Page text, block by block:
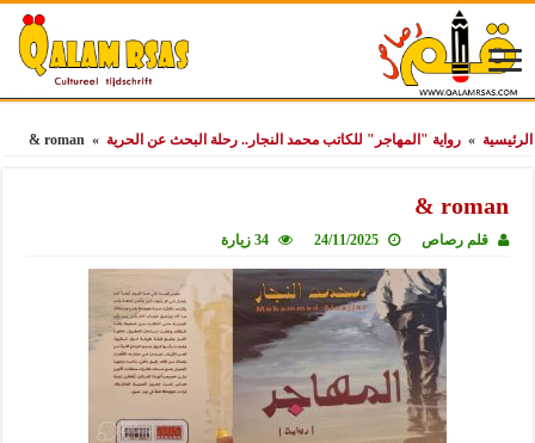
الرئيسية » رواية "المهاجر" للكاتب محمد النجار.. رحلة البحث عن الحرية »
roman &
roman &
قلم رصاص 24/11/2025 34 زيارة